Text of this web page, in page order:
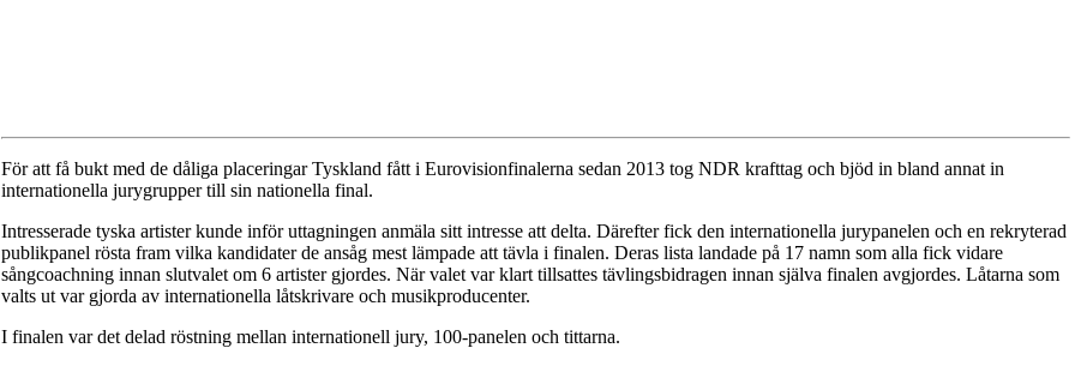
För att få bukt med de dåliga placeringar Tyskland fått i Eurovisionfinalerna sedan 2013 tog NDR krafttag och bjöd in bland annat in
internationella jurygrupper till sin nationella final.
Intresserade tyska artister kunde inför uttagningen anmäla sitt intresse att delta. Därefter fick den internationella jurypanelen och en rekryterad
publikpanel rösta fram vilka kandidater de ansåg mest lämpade att tävla i finalen. Deras lista landade på 17 namn som alla fick vidare
sångcoachning innan slutvalet om 6 artister gjordes. När valet var klart tillsattes tävlingsbidragen innan själva finalen avgjordes. Låtarna som
valts ut var gjorda av internationella låtskrivare och musikproducenter.
I finalen var det delad röstning mellan internationell jury, 100-panelen och tittarna.